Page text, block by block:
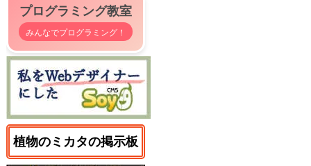
プログラミング教室
みんなでプログラミング！
植物のミカタの掲示板